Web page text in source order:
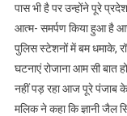
पास भी है पर उन्होंने पूरे
आत्म- समर्पण किया हुआ है
पुलिस स्टेशनों में बम धमाके,
घटनाएं रोजाना आम सी बात
नहीं पड़ रहा आज पूरे पंजाब के
मलिक ने कहा कि ज्ञानी जैल